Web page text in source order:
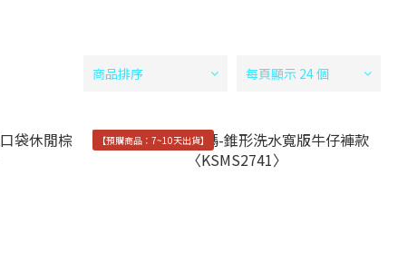
商品排序 每頁顯示 24 個
【預購商品：7~10天出貨】